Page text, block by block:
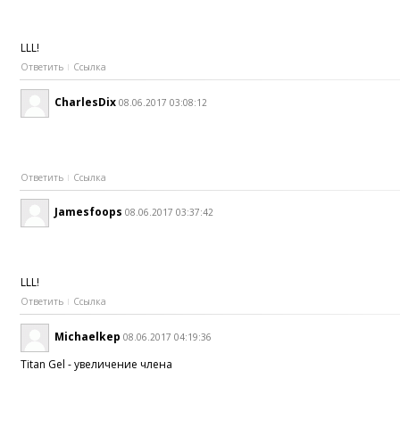
LLL!
Ответить Ссылка
CharlesDix 08.06.2017 03:08:12
Ответить Ссылка
Jamesfoops 08.06.2017 03:37:42
LLL!
Ответить Ссылка
Michaelkep 08.06.2017 04:19:36
Titan Gel - увеличение члена